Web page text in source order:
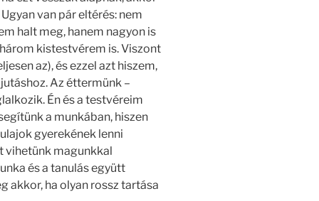
van pár eltérés: nem
halt meg, hanem nagyon is
kistestvérem is. Viszont
az), és ezzel azt hiszem,
Az éttermünk –
Én és a testvéreim
a munkában, hiszen
gyerekének lenni
vihetünk magunkkal
és a tanulás együtt
akkor, ha olyan rossz tartása